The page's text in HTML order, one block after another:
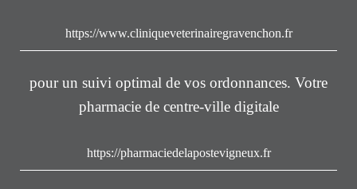
https://www.cliniqueveterinairegravenchon.fr
pour un suivi optimal de vos ordonnances. Votre
pharmacie de centre-ville digitale
https://pharmaciedelapostevigneux.fr